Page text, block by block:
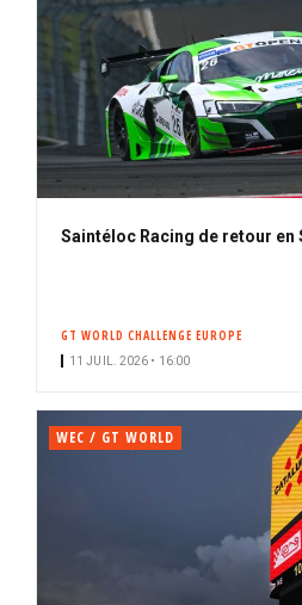
Saintéloc Racing de retour en
GT WORLD CHALLENGE EUROPE
11 JUIL. 2026 • 16:00
WEC / GT WORLD